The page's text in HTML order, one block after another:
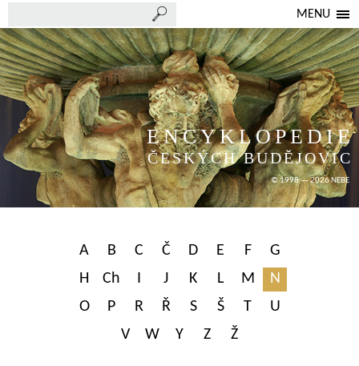
MENU
ENCYKLOPEDIE
ČESKÝCH BUDĚJOVIC
© 1998 — 2026 NEBE
A B C Č D E F
G
H
Ch I J K L M
N
O
P R Ř S Š T
U
V
W Y Z Ž